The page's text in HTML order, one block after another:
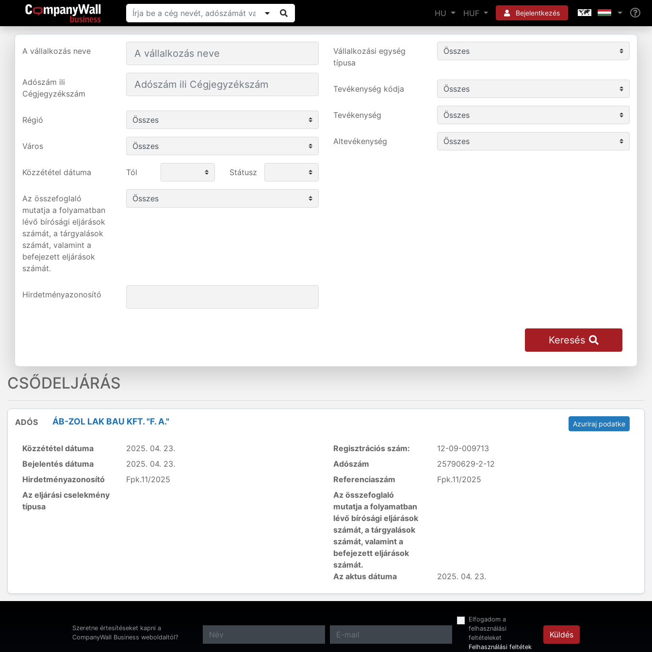
HU HUF Bejelentkezés
A vállalkozás neve
Adószám ili
Cégjegyzékszám
Régió
Város
Vállalkozási egység
típusa
Tevékenység kódja
Tevékenység
Altevékenység
Közzététel dátuma Tól Státusz
Az összefoglaló
mutatja a folyamatban
lévő bírósági eljárások
számát, a tárgyalások
számát, valamint a
befejezett eljárások
számát.
Hirdetményazonosító
Keresés
CSŐDELJÁRÁS
ADÓS ÁB-ZOL LAK BAU KFT. "F. A." Azuriraj podatke
Közzététel dátuma
2025. 04. 23.
Bejelentés dátuma
2025. 04. 23.
Hirdetményazonosító
Fpk.11/2025
Az eljárási cselekmény
típusa
Regisztrációs szám:
12-09-009713
Adószám
25790629-2-12
Referenciaszám
Fpk.11/2025
Az összefoglaló
mutatja a folyamatban
lévő bírósági eljárások
számát, a tárgyalások
számát, valamint a
befejezett eljárások
számát.
Az aktus dátuma
2025. 04. 23.
Szeretne értesítéseket kapni a
CompanyWall Business weboldaltól?
Elfogadom a
felhasználási
feltételeket
Felhasználási feltétek
Küldés